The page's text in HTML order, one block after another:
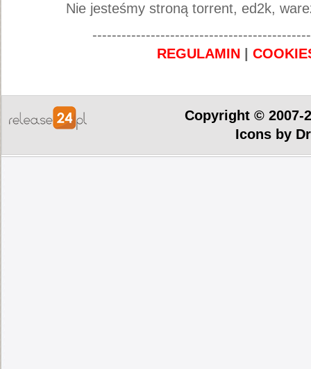
Nie jesteśmy stroną torrent, ed2k,
REGULAMIN
Copyright © 2007-
Icons by